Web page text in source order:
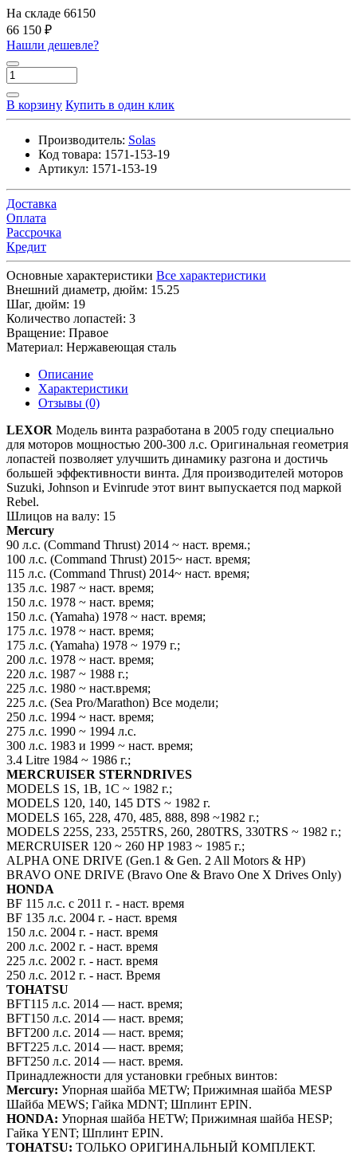
На складе 66150
66 150 ₽
Нашли дешевле?
В корзину Купить в один клик
Производитель: Solas
Код товара: 1571-153-19
Артикул: 1571-153-19
Доставка
Оплата
Рассрочка
Кредит
Основные характеристики Все характеристики
Внешний диаметр, дюйм: 15.25
Шаг, дюйм: 19
Количество лопастей: 3
Вращение: Правое
Материал: Нержавеющая сталь
Описание
Характеристики
Отзывы (0)
LEXOR Модель винта разработана в 2005 году специально
для моторов мощностью 200-300 л.с. Оригинальная геометрия
лопастей позволяет улучшить динамику разгона и достичь
большей эффективности винта. Для производителей моторов
Suzuki, Johnson и Evinrude этот винт выпускается под маркой
Rebеl.
Шлицов на валу: 15
Mercury
90 л.с. (Command Thrust) 2014 ~ наст. время.;
100 л.с. (Command Thrust) 2015~ наст. время;
115 л.с. (Command Thrust) 2014~ наст. время;
135 л.с. 1987 ~ наст. время;
150 л.с. 1978 ~ наст. время;
150 л.с. (Yamaha) 1978 ~ наст. время;
175 л.с. 1978 ~ наст. время;
175 л.с. (Yamaha) 1978 ~ 1979 г.;
200 л.с. 1978 ~ наст. время;
220 л.с. 1987 ~ 1988 г.;
225 л.с. 1980 ~ наст.время;
225 л.с. (Sea Pro/Marathon) Все модели;
250 л.с. 1994 ~ наст. время;
275 л.с. 1990 ~ 1994 л.с.
300 л.с. 1983 и 1999 ~ наст. время;
3.4 Litre 1984 ~ 1986 г.;
MERCRUISER STERNDRIVES
MODELS 1S, 1B, 1C ~ 1982 г.;
MODELS 120, 140, 145 DTS ~ 1982 г.
MODELS 165, 228, 470, 485, 888, 898 ~1982 г.;
MODELS 225S, 233, 255TRS, 260, 280TRS, 330TRS ~ 1982 г.;
MERCRUISER 120 ~ 260 HP 1983 ~ 1985 г.;
ALPHA ONE DRIVE (Gen.1 & Gen. 2 All Motors & HP)
BRAVO ONE DRIVE (Bravo One & Bravo One X Drives Only)
HONDA
BF 115 л.с. с 2011 г. - наст. время
BF 135 л.с. 2004 г. - наст. время
150 л.с. 2004 г. - наст. время
200 л.с. 2002 г. - наст. время
225 л.с. 2002 г. - наст. время
250 л.с. 2012 г. - наст. Время
TOHATSU
BFT115 л.с. 2014 — наст. время;
BFT150 л.с. 2014 — наст. время;
BFT200 л.с. 2014 — наст. время;
BFT225 л.с. 2014 — наст. время;
BFT250 л.с. 2014 — наст. время.
Принадлежности для установки гребных винтов:
Mercury: Упорная шайба METW; Прижимная шайба MESP
Шайба MEWS; Гайка MDNT; Шплинт EPIN.
HONDA: Упорная шайба HETW; Прижимная шайба HESP;
Гайка YENT; Шплинт EPIN.
TOHATSU: ТОЛЬКО ОРИГИНАЛЬНЫЙ КОМПЛЕКТ.